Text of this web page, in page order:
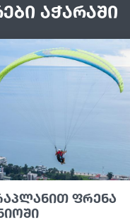
აჭარაში
ფრენა